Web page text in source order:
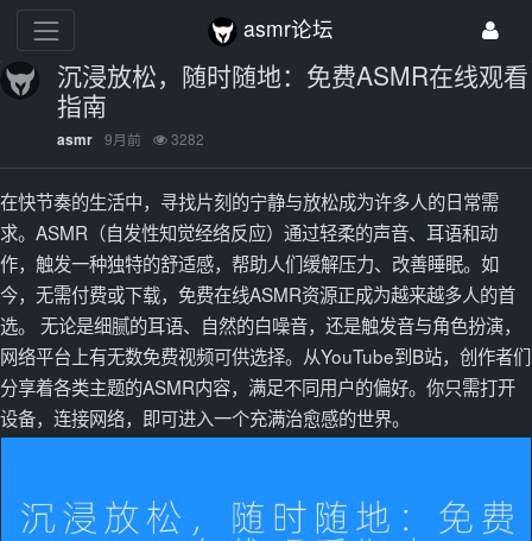
asmr论坛
沉浸放松，随时随地：免费ASMR在线观看
指南
asmr 9月前 3282
在快节奏的生活中，寻找片刻的宁静与放松成为许多人的日常需
求。ASMR（自发性知觉经络反应）通过轻柔的声音、耳语和动
作，触发一种独特的舒适感，帮助人们缓解压力、改善睡眠。如
今，无需付费或下载，免费在线ASMR资源正成为越来越多人的首
选。 无论是细腻的耳语、自然的白噪音，还是触发音与角色扮演，
网络平台上有无数免费视频可供选择。从YouTube到B站，创作者们
分享着各类主题的ASMR内容，满足不同用户的偏好。你只需打开
设备，连接网络，即可进入一个充满治愈感的世界。